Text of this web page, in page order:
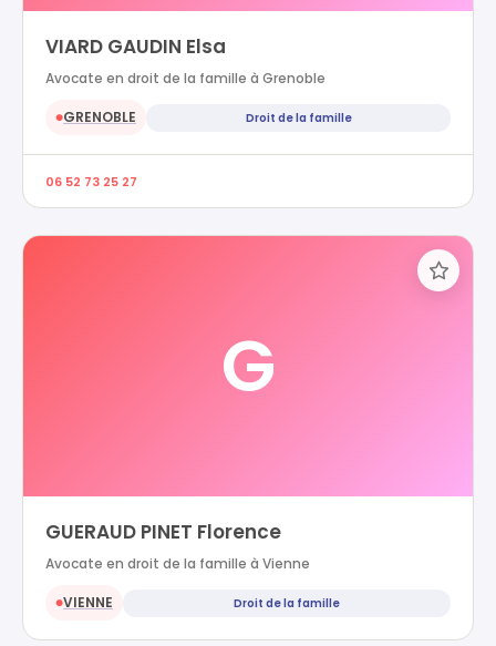
VIARD GAUDIN Elsa
Avocate en droit de la famille à Grenoble
●GRENOBLE Droit de la famille
06 52 73 25 27
G
GUERAUD PINET Florence
Avocate en droit de la famille à Vienne
●VIENNE Droit de la famille